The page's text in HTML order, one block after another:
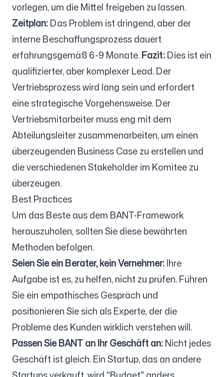
vorlegen, um die Mittel freigeben zu lassen.
Zeitplan:Das Problem ist dringend, aber der
interne Beschaffungsprozess dauert
erfahrungsgemäß 6-9 Monate.Fazit:Dies ist ein
qualifizierter, aber komplexer Lead. Der
Vertriebsprozess wird lang sein und erfordert
eine strategische Vorgehensweise. Der
Vertriebsmitarbeiter muss eng mit dem
Abteilungsleiter zusammenarbeiten, um einen
überzeugenden Business Case zu erstellen und
die verschiedenen Stakeholder im Komitee zu
überzeugen.
Best Practices
Um das Beste aus dem BANT-Framework
herauszuholen, sollten Sie diese bewährten
Methoden befolgen.
Seien Sie ein Berater, kein Vernehmer:Ihre
Aufgabe ist es, zu helfen, nicht zu prüfen. Führen
Sie ein empathisches Gespräch und
positionieren Sie sich als Experte, der die
Probleme des Kunden wirklich verstehen will.
Passen Sie BANT an Ihr Geschäft an:Nicht jedes
Geschäft ist gleich. Ein Startup, das an andere